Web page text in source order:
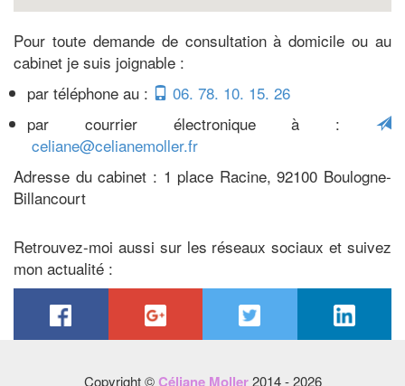
Pour toute demande de consultation à domicile ou au
cabinet je suis joignable :
par téléphone au :
06. 78. 10. 15. 26
par courrier électronique à :
celiane@celianemoller.fr
Adresse du cabinet : 1 place Racine,92100 Boulogne-
Billancourt
Retrouvez-moi aussi sur les réseaux sociaux et suivez
mon actualité :
Copyright ©Céliane Moller2014 - 2026